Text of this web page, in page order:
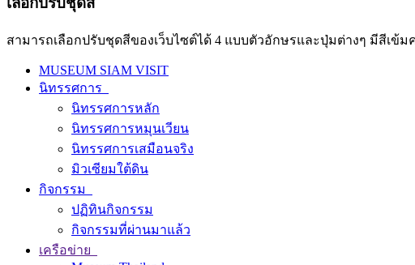
สามารถเลือกปรับชุดสีของเว็บไซต์ได้ 4 แบบตัวอักษรและปุ่มต่างๆ มีสีเข้
MUSEUM SIAM VISIT
นิทรรศการ
นิทรรศการหลัก
นิทรรศการหมุนเวียน
นิทรรศการเสมือนจริง
มิวเซียมใต้ดิน
กิจกรรม
ปฏิทินกิจกรรม
กิจกรรมที่ผ่านมาแล้ว
เครือข่าย